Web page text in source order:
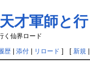
才軍師と
く仙界ロード
歴| 添付| リロード ] [ 新規|